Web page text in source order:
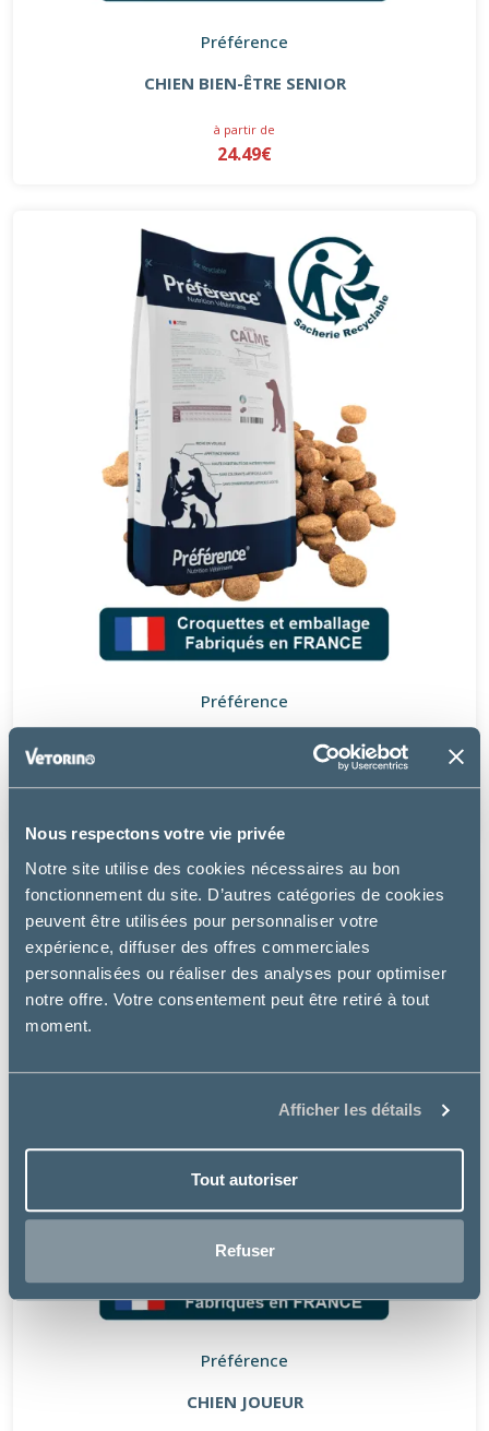
Nous respectons votre vie privée
Notre site utilise des cookies nécessaires au bon
fonctionnement du site. D’autres catégories de cookies
peuvent être utilisées pour personnaliser votre
expérience, diffuser des offres commerciales
personnalisées ou réaliser des analyses pour optimiser
notre offre. Votre consentement peut être retiré à tout
moment.
Afficher les détails
Tout autoriser
Refuser
Préférence
CHIEN BIEN-ÊTRE SENIOR
à partir de
24.49€
Préférence
à partir de
Préférence
CHIEN JOUEUR